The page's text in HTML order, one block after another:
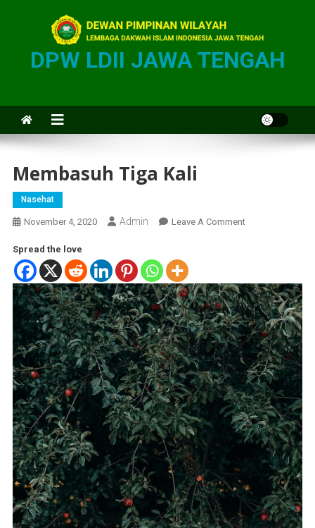
DPW LDII JAWA TENGAH
Membasuh Tiga Kali
Nasehat
November 4, 2020 Admin Leave A Comment
Spread the love